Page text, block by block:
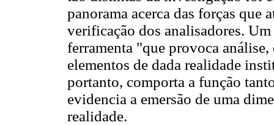
panorama acerca das forças que
verificação dos analisadores.
ferramenta "que provoca
elementos de dada realidade
portanto, comporta a função
evidencia a emersão de uma
realidade.